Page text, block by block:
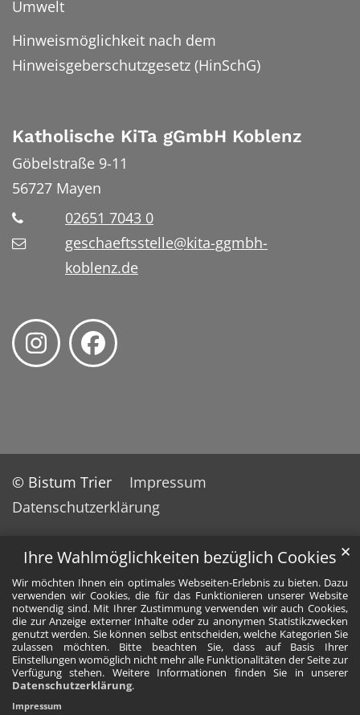
Ihre Wahlmöglichkeiten bezüglich Cookies
Wir möchten Ihnen ein optimales Webseiten-Erlebnis zu bieten. Dazu
verwenden wir Cookies, die für das Funktionieren unserer Website
notwendig sind. Mit Ihrer Zustimmung verwenden wir auch Cookies,
die zur Anzeige externer Inhalte oder zu anonymen Statistikzwecken
genutzt werden. Sie können selbst entscheiden, welche Kategorien Sie
zulassen möchten. Bitte beachten Sie, dass auf Basis Ihrer
Einstellungen womöglich nicht mehr alle Funktionalitäten der Seite zur
Verfügung stehen. Weitere Informationen finden Sie in unserer
Datenschutzerklärung.
✕
Impressum
Umwelt
Hinweismöglichkeit nach dem
Hinweisgeberschutzgesetz (HinSchG)
Katholische KiTa gGmbH Koblenz
Göbelstraße 9-11
56727 Mayen
02651 7043 0
geschaeftsstelle@kita-ggmbh-
koblenz.de
© Bistum Trier
Impressum
Datenschutzerklärung